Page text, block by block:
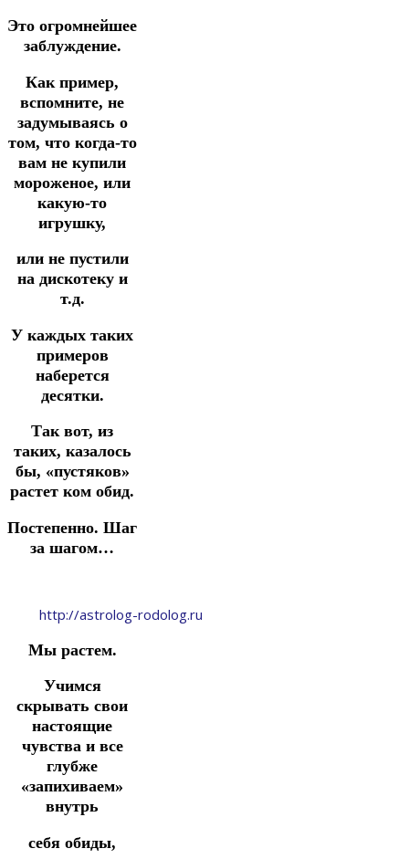
Это огромнейшее
заблуждение.
Как пример,
вспомните, не
задумываясь о
том, что когда-то
вам не купили
мороженое, или
какую-то
игрушку,
или не пустили
на дискотеку и
т.д.
У каждых таких
примеров
наберется
десятки.
Так вот, из
таких, казалось
бы, «пустяков»
растет ком обид.
Постепенно. Шаг
за шагом…
http://astrolog-rodolog.ru
Мы растем.
Учимся
скрывать свои
настоящие
чувства и все
глубже
«запихиваем»
внутрь
себя обиды,